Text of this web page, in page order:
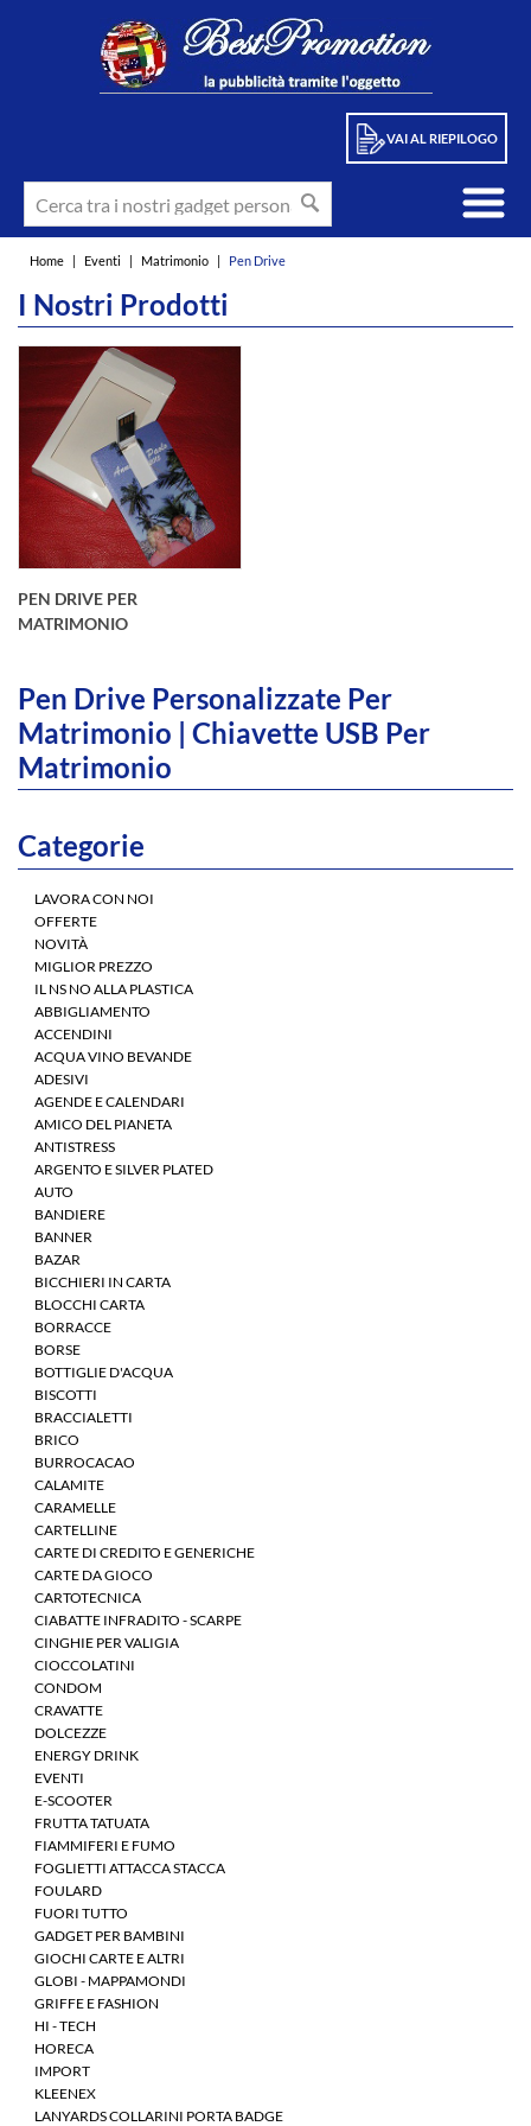
VAI AL RIEPILOGO
Home | Eventi | Matrimonio | Pen Drive
I Nostri Prodotti
Pen Drive
Personalizzate per
chiavette USB
personalizzate per
matrimonio è
disponibile da un
minimo di 2 Gb e di
10 pezzi.
PEN DRIVE PER
MATRIMONIO
Pen Drive Personalizzate Per
Matrimonio | Chiavette USB Per
Matrimonio
Categorie
LAVORA CON NOI
OFFERTE
NOVITÀ
MIGLIOR PREZZO
IL NS NO ALLA PLASTICA
ABBIGLIAMENTO
ACCENDINI
ACQUA VINO BEVANDE
ADESIVI
AGENDE E CALENDARI
AMICO DEL PIANETA
ANTISTRESS
ARGENTO E SILVER PLATED
AUTO
BANDIERE
BANNER
BAZAR
BICCHIERI IN CARTA
BLOCCHI CARTA
BORRACCE
BORSE
BOTTIGLIE D'ACQUA
BISCOTTI
BRACCIALETTI
BRICO
BURROCACAO
CALAMITE
CARAMELLE
CARTELLINE
CARTE DI CREDITO E GENERICHE
CARTE DA GIOCO
CARTOTECNICA
CIABATTE INFRADITO - SCARPE
CINGHIE PER VALIGIA
CIOCCOLATINI
CONDOM
CRAVATTE
DOLCEZZE
ENERGY DRINK
EVENTI
E-SCOOTER
FRUTTA TATUATA
FIAMMIFERI E FUMO
FOGLIETTI ATTACCA STACCA
FOULARD
FUORI TUTTO
GADGET PER BAMBINI
GIOCHI CARTE E ALTRI
GLOBI - MAPPAMONDI
GRIFFE E FASHION
HI - TECH
HORECA
IMPORT
KLEENEX
LANYARDS COLLARINI PORTA BADGE